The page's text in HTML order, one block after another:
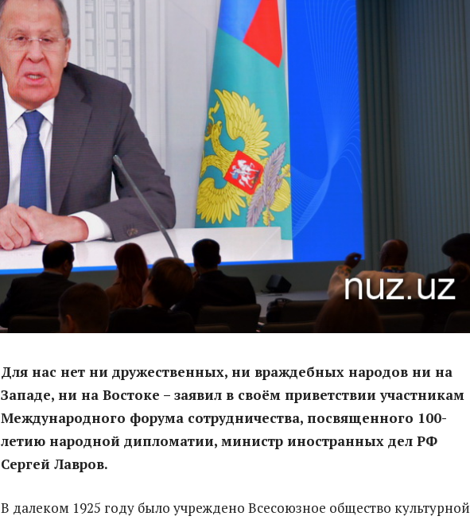
Для нас нет ни дружественных, ни враждебных народов ни на
Западе, ни на Востоке – заявил в своём приветствии участникам
Международного форума сотрудничества, посвященного 100-
летию народной дипломатии, министр иностранных дел РФ
Сергей Лавров.
В далеком 1925 году было учреждено Всесоюзное общество культурной